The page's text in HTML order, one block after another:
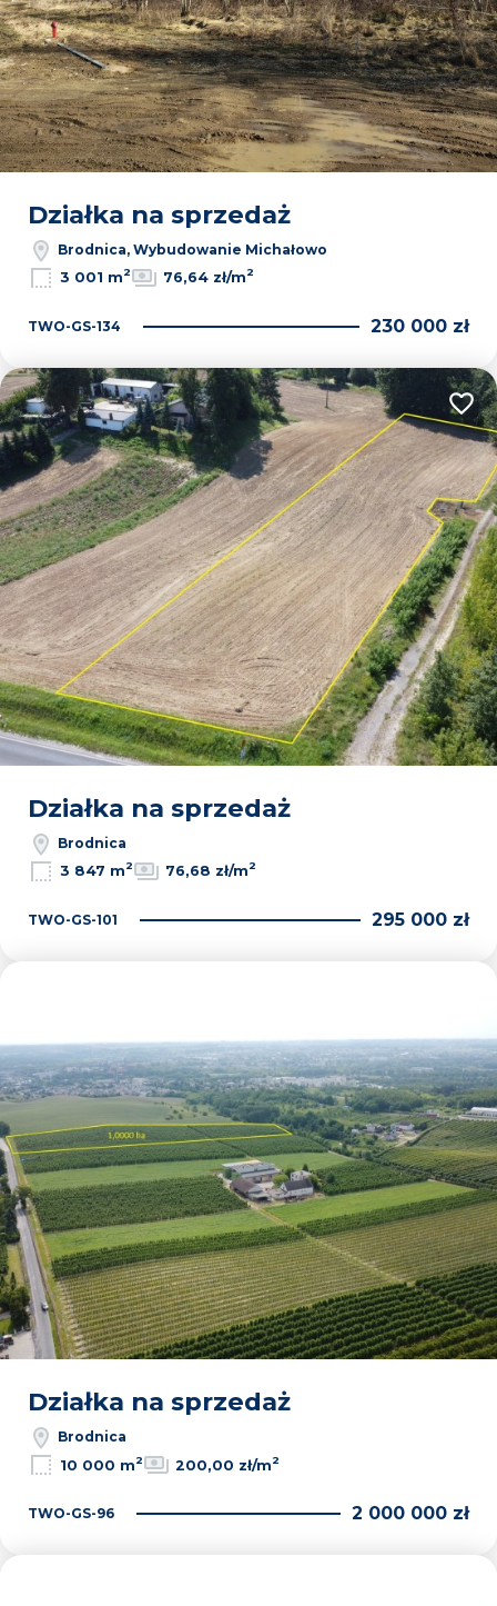
Działka na sprzedaż
Brodnica, Wybudowanie Michałowo
3 001 m2 76,64 zł/m2
TWO-GS-134 230 000 zł
Działka na sprzedaż
Brodnica
3 847 m2 76,68 zł/m2
TWO-GS-101 295 000 zł
Działka na sprzedaż
Brodnica
10 000 m2 200,00 zł/m2
TWO-GS-96 2 000 000 zł